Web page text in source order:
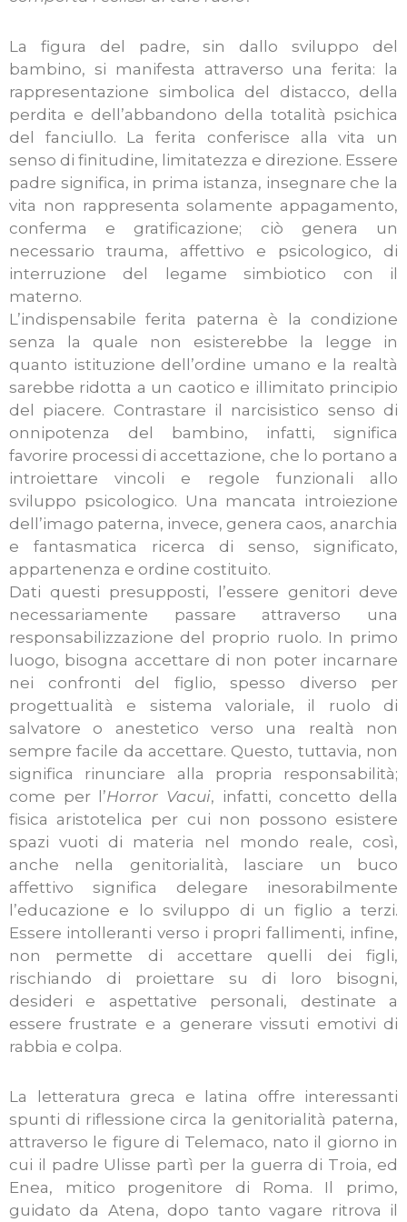
La figura del padre, sin dallo sviluppo del
bambino, si manifesta attraverso una ferita: la
rappresentazione simbolica del distacco, della
perdita e dell’abbandono della totalità psichica
del fanciullo. La ferita conferisce alla vita un
senso di finitudine, limitatezza e direzione. Essere
padre significa, in prima istanza, insegnare che la
vita non rappresenta solamente appagamento,
conferma e gratificazione; ciò genera un
necessario trauma, affettivo e psicologico, di
interruzione del legame simbiotico con il
materno.
L’indispensabile ferita paterna è la condizione
senza la quale non esisterebbe la legge in
quanto istituzione dell’ordine umano e la realtà
sarebbe ridotta a un caotico e illimitato principio
del piacere. Contrastare il narcisistico senso di
onnipotenza del bambino, infatti, significa
favorire processi di accettazione, che lo portano a
introiettare vincoli e regole funzionali allo
sviluppo psicologico. Una mancata introiezione
dell’imago paterna, invece, genera caos, anarchia
e fantasmatica ricerca di senso, significato,
appartenenza e ordine costituito.
Dati questi presupposti, l’essere genitori deve
necessariamente passare attraverso una
responsabilizzazione del proprio ruolo. In primo
luogo, bisogna accettare di non poter incarnare
nei confronti del figlio, spesso diverso per
progettualità e sistema valoriale, il ruolo di
salvatore o anestetico verso una realtà non
sempre facile da accettare. Questo, tuttavia, non
significa rinunciare alla propria responsabilità;
come per l’Horror Vacui, infatti, concetto della
fisica aristotelica per cui non possono esistere
spazi vuoti di materia nel mondo reale, così,
anche nella genitorialità, lasciare un buco
affettivo significa delegare inesorabilmente
l’educazione e lo sviluppo di un figlio a terzi.
Essere intolleranti verso i propri fallimenti, infine,
non permette di accettare quelli dei figli,
rischiando di proiettare su di loro bisogni,
desideri e aspettative personali, destinate a
essere frustrate e a generare vissuti emotivi di
rabbia e colpa.
La letteratura greca e latina offre interessanti
spunti di riflessione circa la genitorialità paterna,
attraverso le figure di Telemaco, nato il giorno in
cui il padre Ulisse partì per la guerra di Troia, ed
Enea, mitico progenitore di Roma. Il primo,
guidato da Atena, dopo tanto vagare ritrova il